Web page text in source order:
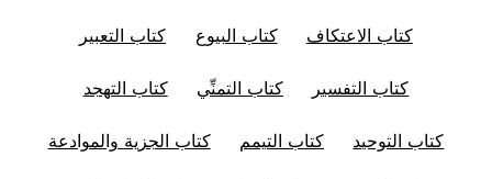
كتاب الاعتكاف كتاب البيوع كتاب التعبير
كتاب التفسير كتاب التمنِّي كتاب التهجد
كتاب التوحيد كتاب التيمم كتاب الجزية والموادعة